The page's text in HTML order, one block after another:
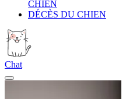
CHIEN
DÉCÈS DU CHIEN
Chat